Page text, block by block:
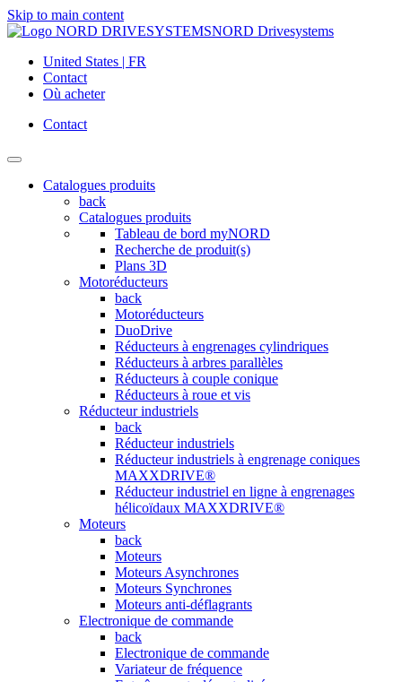
Skip to main content
NORD Drivesystems
United States | FR
Contact
Où acheter
Contact
Catalogues produits
back
Catalogues produits
Tableau de bord myNORD
Recherche de produit(s)
Plans 3D
Motoréducteurs
back
Motoréducteurs
DuoDrive
Réducteurs à engrenages cylindriques
Réducteurs à arbres parallèles
Réducteurs à couple conique
Réducteurs à roue et vis
Réducteur industriels
back
Réducteur industriels
Réducteur industriels à engrenage coniques
MAXXDRIVE®
Réducteur industriel en ligne à engrenages
hélicoïdaux MAXXDRIVE®
Moteurs
back
Moteurs
Moteurs Asynchrones
Moteurs Synchrones
Moteurs anti-déflagrants
Electronique de commande
back
Electronique de commande
Variateur de fréquence